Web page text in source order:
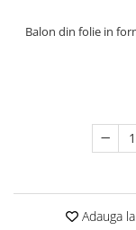
Balon din folie in
Adauga